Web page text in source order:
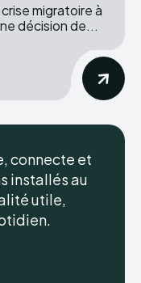
migratoire à
décision de...
connecte et
installés au
utile,